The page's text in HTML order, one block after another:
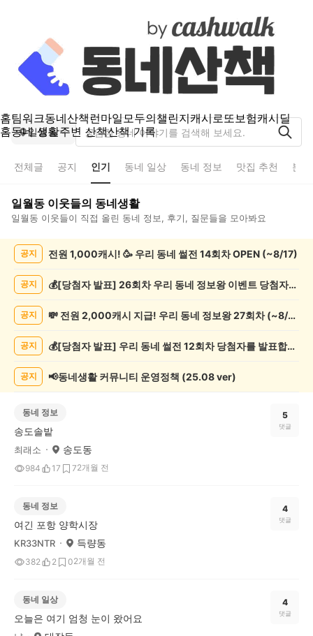
홈팀워크동네산책런마일모두의챌린지캐시로또보험캐시딜
홈동네 생활주변 산책산책 기록
일월동
전체글 공지 인기 동네 일상 동네 정보 맛집 추천 분
일월동 이웃들의 동네생활
일월동 이웃들이 직접 올린 동네 정보, 후기, 질문들을 모아봐요
공지 전원 1,000캐시! 🥳 우리 동네 썰전 14회차 OPEN (~8/17)
공지 💰[당첨자 발표] 26회차 우리 동네 정보왕 이벤트 당첨자를 발표합니다!
공지 💸 전원 2,000캐시 지급! 우리 동네 정보왕 27회차 (~8/10)
공지 💰[당첨자 발표] 우리 동네 썰전 12회차 당첨자를 발표합니다!
공지 📢동네생활 커뮤니티 운영정책 (25.08 ver)
동네 정보
송도솔밭
최래소 송도동
984 17 72개월 전
5
댓글
동네 정보
여긴 포항 양학시장
KR33NTR 득량동
382 2 02개월 전
4
댓글
동네 일상
오늘은 여기 엄청 눈이 왔어요
4
댓글